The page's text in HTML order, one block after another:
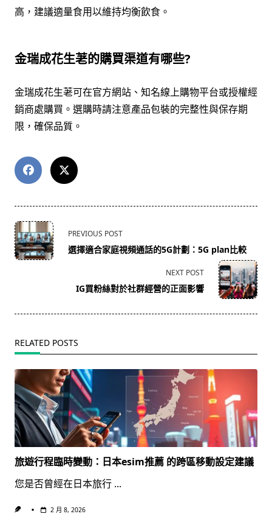
高，建議適量食用以維持均衡飲食。
金瑞成花生荖的購買渠道有哪些?
金瑞成花生荖可在官方網站、知名線上購物平台或授權經
銷商處購買。選購時請注意產品包裝的完整性與保存期
限，確保品質。
<span
class="nav-
subtitle
PREVIOUS POST
選擇適合家庭視頻通話的5G計劃：5G plan比較
NEXT POST
IG買粉絲對於社群經營的正面影響
RELATED POSTS
旅遊行程臨時變動：日本esim推薦 的跨區移動設定建議
您是否曾經在日本旅行 ...
2 月 8, 2026